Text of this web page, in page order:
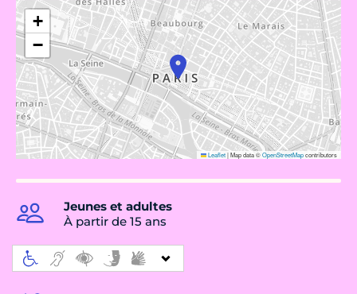
+
−
Leaflet|Map data ©OpenStreetMapcontributors
Jeunes et adultes
À partir de 15 ans